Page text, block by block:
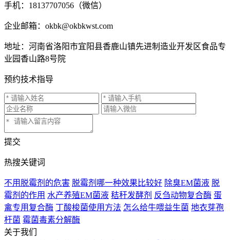
手机：18137707056（微信）
企业邮箱：okbk@okbkwst.com
地址：河南省洛阳市宜阳县香鹿山镇先进制造业开发区食品专
业园香山路8号院
预约技术指导
提交
热搜关键词
不用脱霉剂的危害 脱霉剂哪一种效果比较好 除臭EM菌液 脱
霉剂的作用 水产养殖EM菌液 秸秆发酵剂 反刍动物复合酶 蛋
禽专用复合酶 丁酸梭菌使用方法 怎么给牛喂益生菌 地衣芽孢
杆菌 霉菌毒素分解酶
关于我们